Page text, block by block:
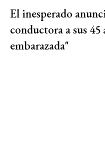
El inesperado
conductora a sus 45
embarazada"